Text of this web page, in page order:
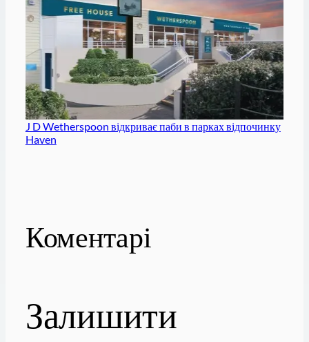
J D Wetherspoon відкриває паби в парках відпочинку
Haven
Коментарі
Залишити